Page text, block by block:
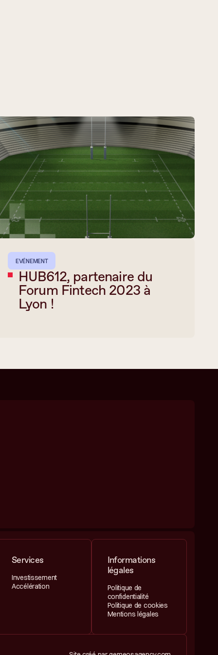
EVÉNEMENT
HUB612, partenaire du
Forum Fintech 2023 à
Lyon !
Services
Investissement
Accélération
Informations
légales
Politique de
confidentialité
Politique de cookies
Mentions légales